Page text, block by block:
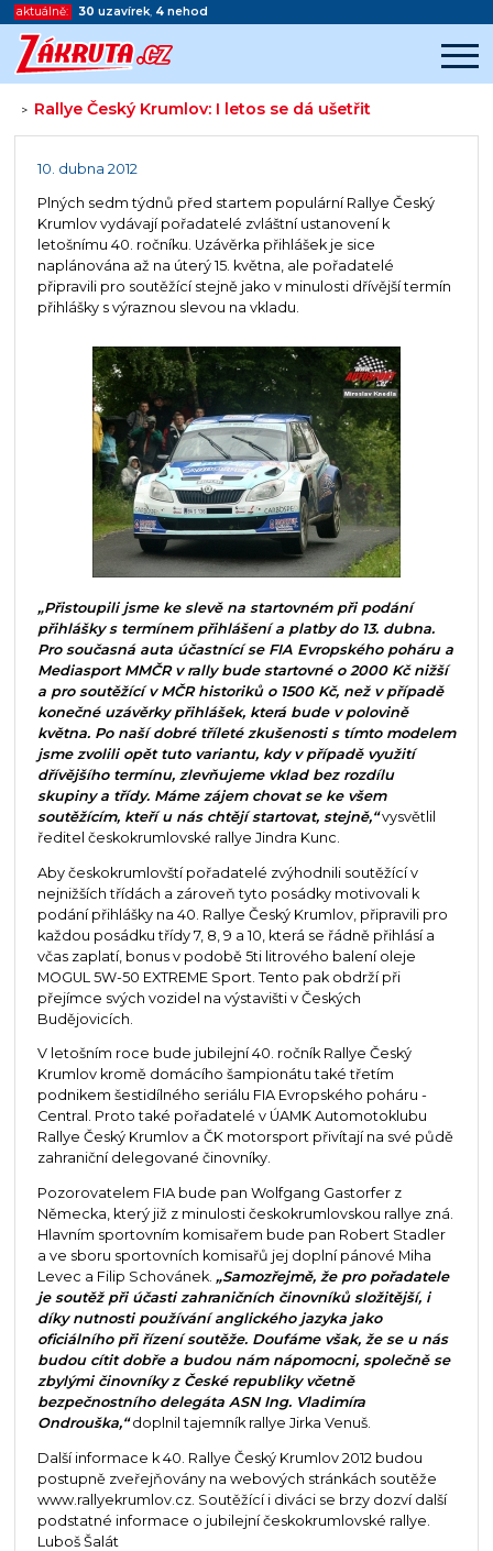
aktuálně: 30 uzavírek, 4 nehod
> Rallye Český Krumlov: I letos se dá ušetřit
Začátek reklamy
10. dubna 2012
Plných sedm týdnů před startem populární Rallye Český
Krumlov vydávají pořadatelé zvláštní ustanovení k
letošnímu 40. ročníku. Uzávěrka přihlášek je sice
naplánována až na úterý 15. května, ale pořadatelé
připravili pro soutěžící stejně jako v minulosti dřívější termín
přihlášky s výraznou slevou na vkladu.
„Přistoupili jsme ke slevě na startovném při podání
přihlášky s termínem přihlášení a platby do 13. dubna.
Pro současná auta účastnící se FIA Evropského poháru a
Mediasport MMČR v rally bude startovné o 2000 Kč nižší
a pro soutěžící v MČR historiků o 1500 Kč, než v případě
konečné uzávěrky přihlášek, která bude v polovině
května. Po naší dobré tříleté zkušenosti s tímto modelem
jsme zvolili opět tuto variantu, kdy v případě využití
dřívějšího termínu, zlevňujeme vklad bez rozdílu
skupiny a třídy. Máme zájem chovat se ke všem
soutěžícím, kteří u nás chtějí startovat, stejně,“vysvětlil
ředitel českokrumlovské rallye Jindra Kunc.
Aby českokrumlovští pořadatelé zvýhodnili soutěžící v
nejnižších třídách a zároveň tyto posádky motivovali k
podání přihlášky na 40. Rallye Český Krumlov, připravili pro
každou posádku třídy 7, 8, 9 a 10, která se řádně přihlásí a
včas zaplatí, bonus v podobě 5ti litrového balení oleje
MOGUL 5W-50 EXTREME Sport. Tento pak obdrží při
přejímce svých vozidel na výstavišti v Českých
Budějovicích.
V letošním roce bude jubilejní 40. ročník Rallye Český
Krumlov kromě domácího šampionátu také třetím
podnikem šestidílného seriálu FIA Evropského poháru -
Central. Proto také pořadatelé v ÚAMK Automotoklubu
Rallye Český Krumlov a ČK motorsport přivítají na své půdě
zahraniční delegované činovníky.
Pozorovatelem FIA bude pan Wolfgang Gastorfer z
Německa, který již z minulosti českokrumlovskou rallye zná.
Hlavním sportovním komisařem bude pan Robert Stadler
a ve sboru sportovních komisařů jej doplní pánové Miha
Levec a Filip Schovánek. „Samozřejmě, že pro pořadatele
je soutěž při účasti zahraničních činovníků složitější, i
díky nutnosti používání anglického jazyka jako
oficiálního při řízení soutěže. Doufáme však, že se u nás
budou cítit dobře a budou nám nápomocni, společně se
zbylými činovníky z České republiky včetně
bezpečnostního delegáta ASN Ing. Vladimíra
Ondrouška,“doplnil tajemník rallye Jirka Venuš.
Další informace k 40. Rallye Český Krumlov 2012 budou
postupně zveřejňovány na webových stránkách soutěže
www.rallyekrumlov.cz. Soutěžící i diváci se brzy dozví další
podstatné informace o jubilejní českokrumlovské rallye.
Luboš Šalát